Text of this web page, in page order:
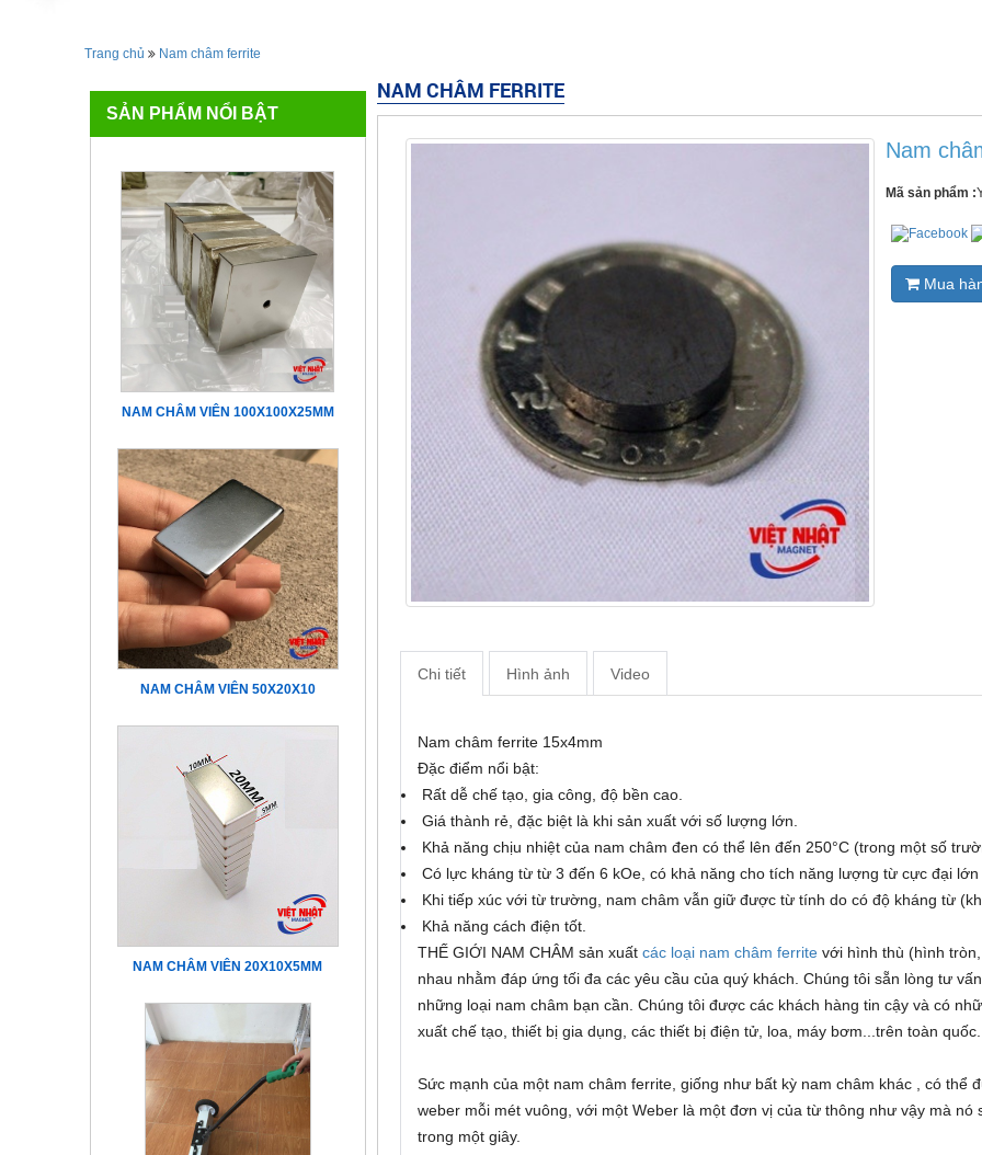
Trang chủ Nam châm ferrite
NAM CHÂM FERRITE
Nam
Mã sản phẩm :
Mua
Chi tiết Hình ảnh Video
Nam châm ferrite 15x4mm
Đặc điểm nổi bật:
Rất dễ chế tạo, gia công, độ bền cao.
Giá thành rẻ, đặc biệt là khi sản xuất với số lượng lớn.
Khả năng chịu nhiệt của nam châm đen có thể lên đến 250°C (trong một số
Có lực kháng từ từ 3 đến 6 kOe, có khả năng cho tích năng lượng từ cực đại
Khi tiếp xúc với từ trường, nam châm vẫn giữ được từ tính do có độ kháng từ
Khả năng cách điện tốt.
THẾ GIỚI NAM CHÂM sản xuất các loại nam châm ferritevới hình thù (hình
nhau nhằm đáp ứng tối đa các yêu cầu của quý khách. Chúng tôi sẵn lòng tư
những loại nam châm bạn cần. Chúng tôi được các khách hàng tin cậy và có
xuất chế tạo, thiết bị gia dụng, các thiết bị điện tử, loa, máy bơm...trên toàn quốc.
Sức mạnh của một nam châm ferrite, giống như bất kỳ nam châm khác , có thể
weber mỗi mét vuông, với một Weber là một đơn vị của từ thông như vậy mà
trong một giây.
SẢN PHẨM NỔI BẬT
NAM CHÂM VIÊN 100X100X25MM
NAM CHÂM VIÊN 50X20X10
NAM CHÂM VIÊN 20X10X5MM